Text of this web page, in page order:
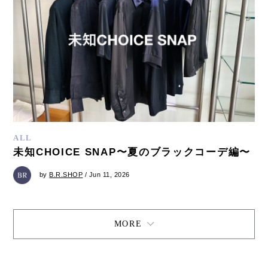
ALL
未知CHOICE SNAP〜夏のブラックコーデ編〜
byB.R.SHOP / Jun 11, 2026
MORE